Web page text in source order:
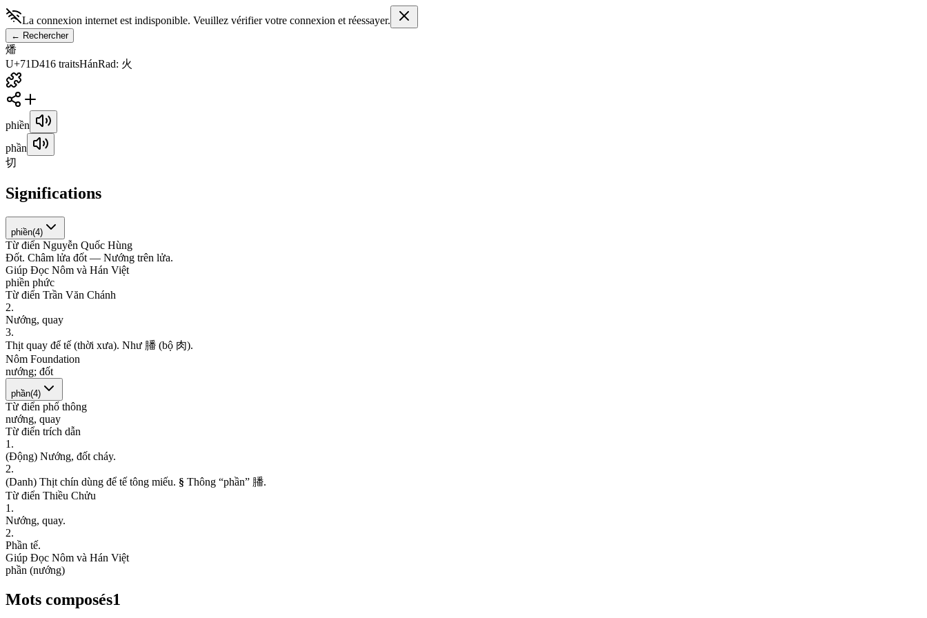
La connexion internet est indisponible. Veuillez vérifier votre connexion et réessayer.
← Rechercher
燔
U+71D416 traitsHánRad: 火
phiền
phần
切
Significations
phiền(4)
Từ điển Nguyễn Quốc Hùng
Đốt. Châm lửa đốt — Nướng trên lửa.
Giúp Đọc Nôm và Hán Việt
phiền phức
Từ điển Trần Văn Chánh
2.
Nướng, quay
3.
Thịt quay để tế (thời xưa). Như 膰 (bộ 肉).
Nôm Foundation
nướng; đốt
phần(4)
Từ điển phổ thông
nướng, quay
Từ điển trích dẫn
1 .
(Động) Nướng, đốt cháy.
2.
(Danh) Thịt chín dùng để tế tông miếu. § Thông “phần” 膰.
Từ điển Thiều Chửu
1 .
Nướng, quay.
2.
Phần tế.
Giúp Đọc Nôm và Hán Việt
phần (nướng)
Mots composés1